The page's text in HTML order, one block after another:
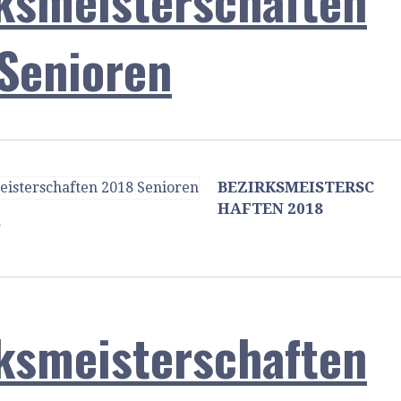
BEZIRKSMEISTERSC
HAFTEN 2018